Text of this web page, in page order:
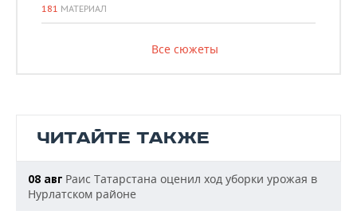
181 МАТЕРИАЛ
Все сюжеты
ЧИТАЙТЕ ТАКЖЕ
08 авг Раис Татарстана оценил ход уборки урожая в
Нурлатском районе